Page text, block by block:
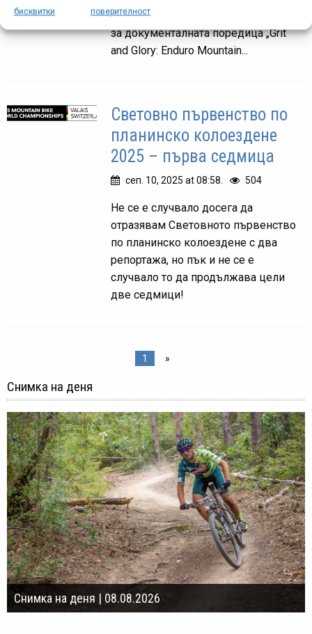
бисквитки
поверителност
купа по ендуро, но то е само анонс
за документалната поредица „Grit
and Glory: Enduro Mountain...
Световно първенство по
планинско колоездене
2025 – първа седмица
сеп. 10, 2025 at 08:58. 504
Не се е случвало досега да
отразявам Световното първенство
по планинско колоездене с два
репортажа, но пък и не се е
случвало то да продължава цели
две седмици!
1 »
Снимка на деня
Снимка на деня | 08.08.2026